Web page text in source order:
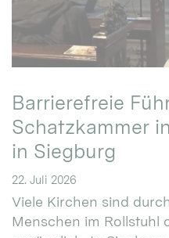
Barrierefreie
Schatzkammer
in Siegburg
22. Juli 2026
Viele Kirchen sind
Menschen im Rollstuhl